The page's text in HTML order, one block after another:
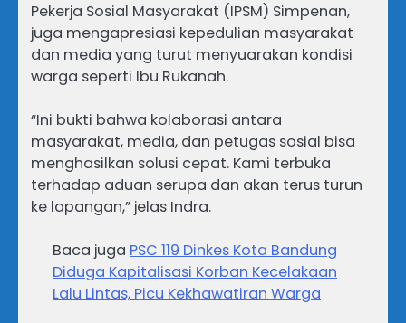
Pekerja Sosial Masyarakat (IPSM) Simpenan,
juga mengapresiasi kepedulian masyarakat
dan media yang turut menyuarakan kondisi
warga seperti Ibu Rukanah.
“Ini bukti bahwa kolaborasi antara
masyarakat, media, dan petugas sosial bisa
menghasilkan solusi cepat. Kami terbuka
terhadap aduan serupa dan akan terus turun
ke lapangan,” jelas Indra.
Baca juga PSC 119 Dinkes Kota Bandung
Diduga Kapitalisasi Korban Kecelakaan
Lalu Lintas, Picu Kekhawatiran Warga